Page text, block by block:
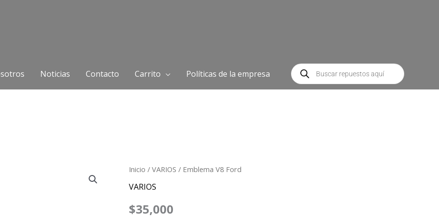
Noticias Contacto Carrito Políticas de la empresa
Búsqueda
de
productos
Inicio /VARIOS / Emblema V8 Ford
VARIOS
$35,000
Emblema
V8
cantidad